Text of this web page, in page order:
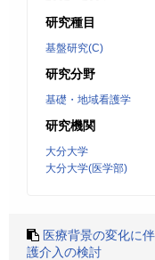
研究種目
基盤研究(C)
研究分野
基礎・地域看護学
研究機関
大分大学
大分大学(医学部)
医療背景の変化に
護介入の検討